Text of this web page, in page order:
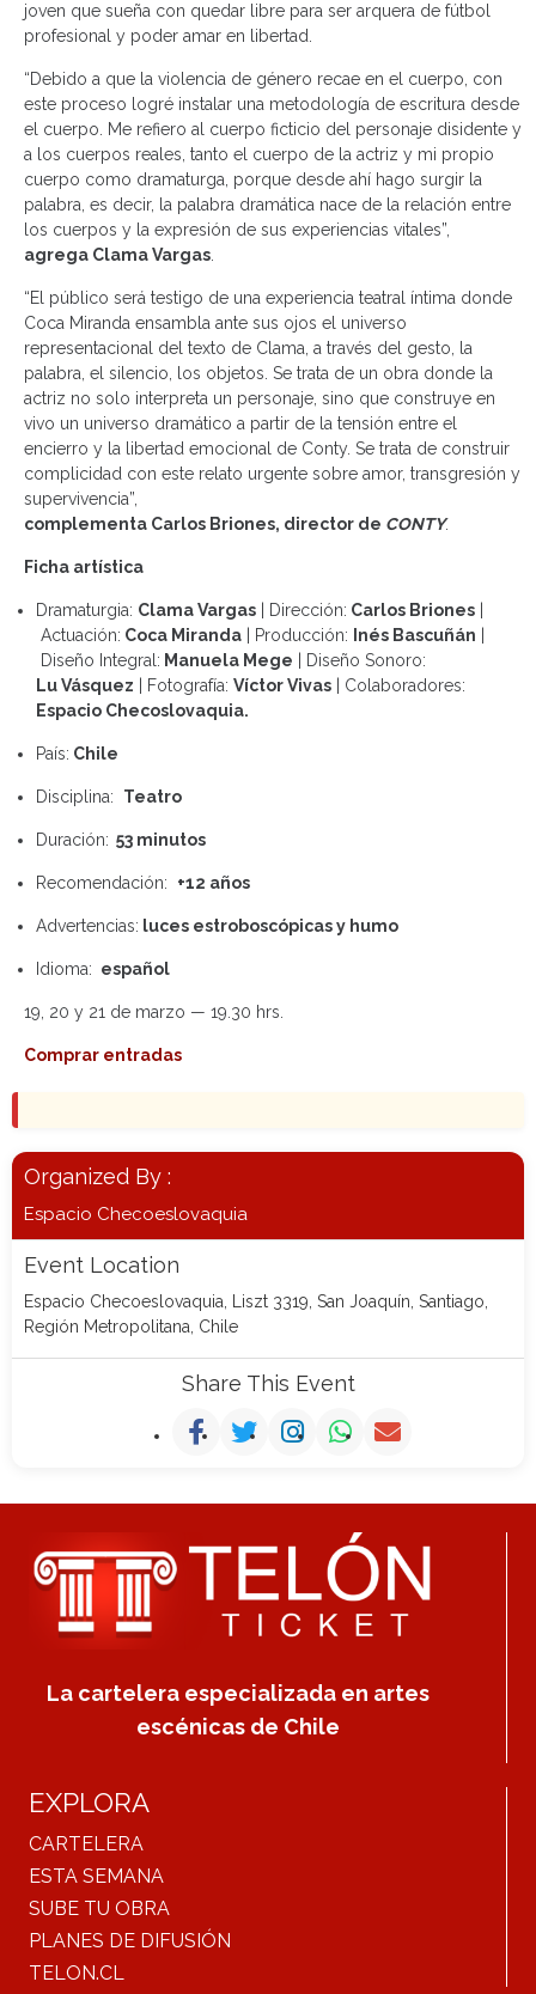
joven que sueña con quedar libre para ser arquera de fútbol
profesional y poder amar en libertad.
“Debido a que la violencia de género recae en el cuerpo, con
este proceso logré instalar una metodología de escritura desde
el cuerpo. Me refiero al cuerpo ficticio del personaje disidente y
a los cuerpos reales, tanto el cuerpo de la actriz y mi propio
cuerpo como dramaturga, porque desde ahí hago surgir la
palabra, es decir, la palabra dramática nace de la relación entre
los cuerpos y la expresión de sus experiencias vitales”,
agrega Clama Vargas
“El público será testigo de una experiencia teatral íntima donde
Coca Miranda ensambla ante sus ojos el universo
representacional del texto de Clama, a través del gesto, la
palabra, el silencio, los objetos. Se trata de un obra donde la
actriz no solo interpreta un personaje, sino que construye en
vivo un universo dramático a partir de la tensión entre el
encierro y la libertad emocional de Conty. Se trata de construir
complicidad con este relato urgente sobre amor, transgresión y
supervivencia”,
complementa Carlos Briones, director de CONTY.
Ficha artística
Dramaturgia: Clama Vargas | Dirección: Carlos Briones
Actuación: Coca Miranda Producción: Inés Bascuñán
Diseño Integral: Manuela Mege
Diseño Sonoro:
Lu Vásquez
Fotografía: Víctor Vivas
Colaboradores:
Espacio Checoslovaquia.
País: Chile
Disciplina: Teatro
Duración: 53 minutos
Recomendación: +12 años
Advertencias: luces estroboscópicas y humo
Idioma: español
19, 20 y 21 de marzo — 19.30 hrs.
Comprar entradas
Organized By :
Espacio Checoeslovaquia
Event Location
Espacio Checoeslovaquia, Liszt 3319, San Joaquín, Santiago,
Región Metropolitana, Chile
Share This Event
La cartelera especializada en artes
escénicas de Chile
EXPLORA
CARTELERA
ESTA SEMANA
SUBE TU OBRA
PLANES DE DIFUSIÓN
TELON.CL